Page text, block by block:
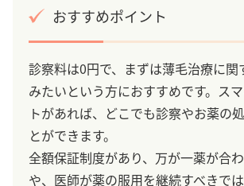
おすすめポイント
診察料は0円で、まずは薄毛治療に関
みたいという方におすすめです。ス
トがあれば、どこでも診察やお薬の
とができます。
全額保証制度があり、万が一薬が合
や、医師が薬の服用を継続すべきで